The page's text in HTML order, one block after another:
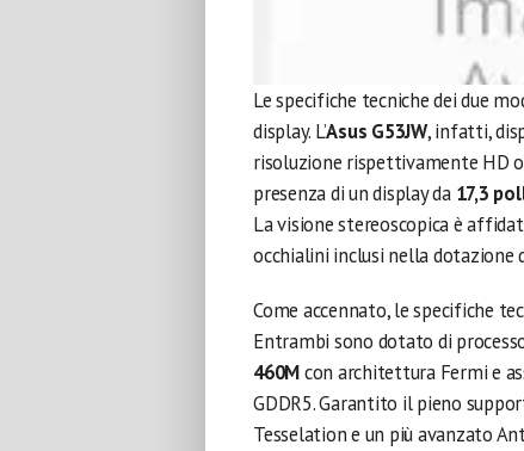
Le specifiche tecniche dei due
display. L’Asus G53JW, infatti,
risoluzione rispettivamente HD
presenza di un display da 17,3
La visione stereoscopica è
occhialini inclusi nella dotazione
Come accennato, le specifiche
Entrambi sono dotato di
460Mcon architettura Fermi e
GDDR5. Garantito il pieno
Tesselation e un più avanzato